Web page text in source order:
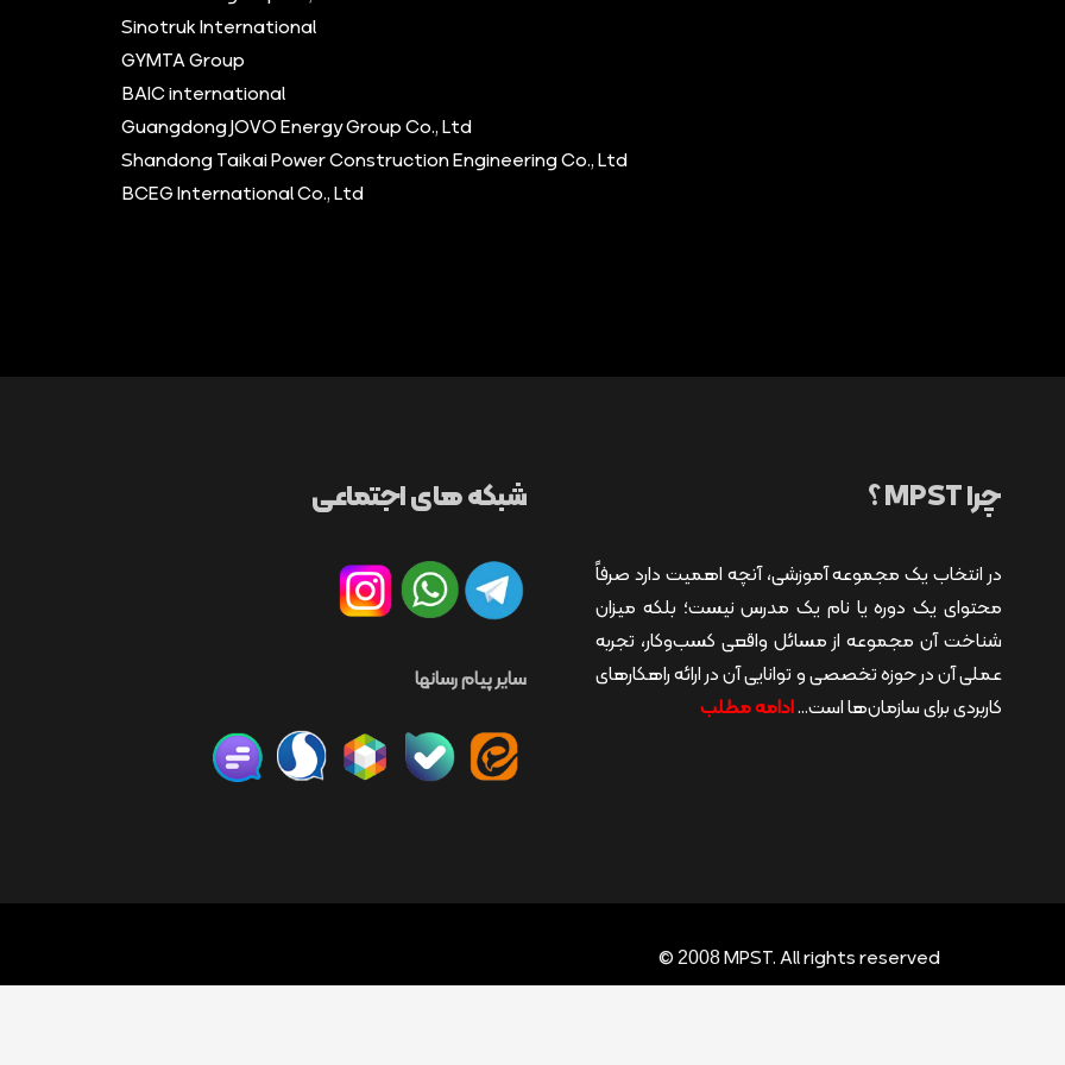
Sinotruk International
GYMTA Group
BAIC international
Guangdong JOVO Energy Group Co., Ltd
Shandong Taikai Power Construction Engineering Co., Ltd
BCEG International Co., Ltd
چرا MPST ؟
در انتخاب یک مجموعه آموزشی، آنچه اهمیت دارد صرفاً
محتوای یک دوره یا نام یک مدرس نیست؛ بلکه میزان
شناخت آن مجموعه از مسائل واقعی کسب‌وکار، تجربه
عملی آن در حوزه تخصصی و توانایی آن در ارائه راهکارهای
کاربردی برای سازمان‌ها است…ادامه مطلب
شبکه های اجتماعی
سایر پیام رسانها
© 2008MPST. All rights reserved